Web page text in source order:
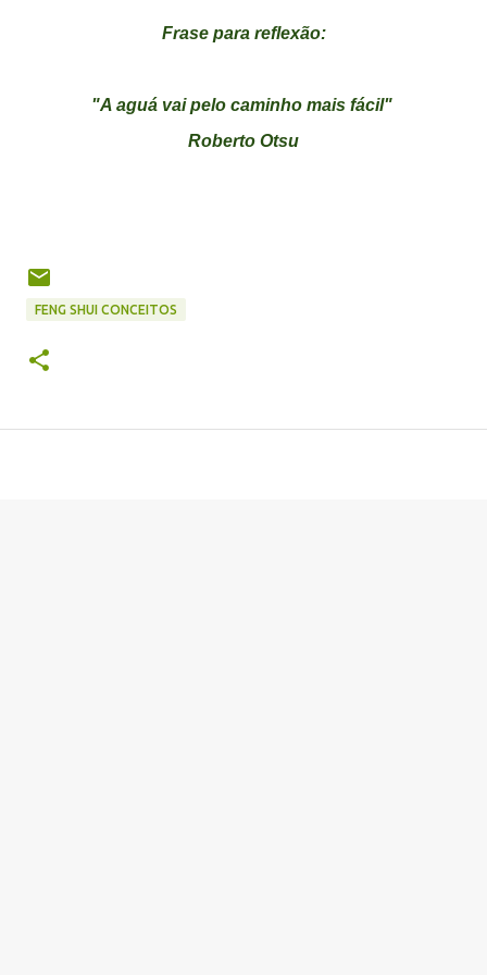
Frase para reflexão:
"A aguá vai pelo caminho mais fácil"
Roberto Otsu
FENG SHUI CONCEITOS